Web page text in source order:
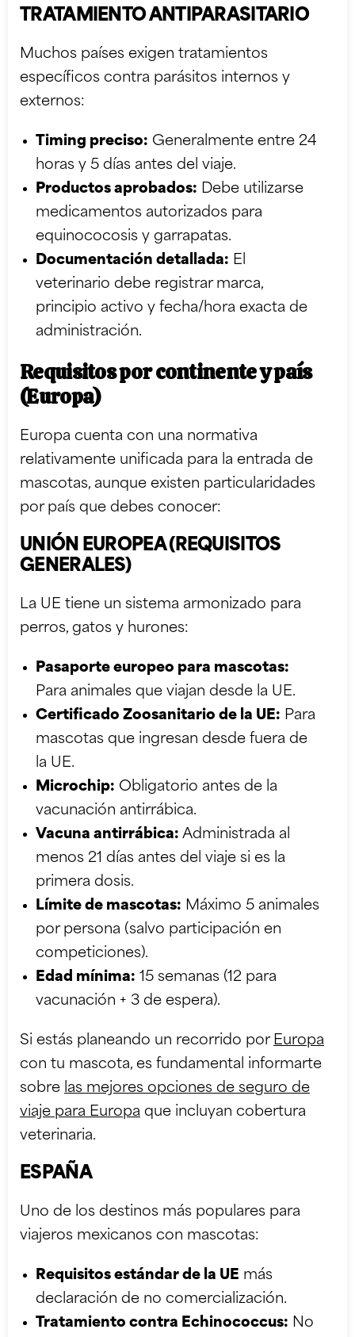
TRATAMIENTO ANTIPARASITARIO
Muchos países exigen tratamientos
específicos contra parásitos internos y
externos:
Timing preciso: Generalmente entre 24
horas y 5 días antes del viaje.
Productos aprobados: Debe utilizarse
medicamentos autorizados para
equinococosis y garrapatas.
Documentación detallada: El
veterinario debe registrar marca,
principio activo y fecha/hora exacta de
administración.
Requisitos por continente y país
(Europa)
Europa cuenta con una normativa
relativamente unificada para la entrada de
mascotas, aunque existen particularidades
por país que debes conocer:
UNIÓN EUROPEA (REQUISITOS
GENERALES)
La UE tiene un sistema armonizado para
perros, gatos y hurones:
Pasaporte europeo para mascotas:
Para animales que viajan desde la UE.
Certificado Zoosanitario de la UE: Para
mascotas que ingresan desde fuera de
la UE.
Microchip: Obligatorio antes de la
vacunación antirrábica.
Vacuna antirrábica: Administrada al
menos 21 días antes del viaje si es la
primera dosis.
Límite de mascotas: Máximo 5 animales
por persona (salvo participación en
competiciones).
Edad mínima: 15 semanas (12 para
vacunación + 3 de espera).
Si estás planeando un recorrido por Europa
con tu mascota, es fundamental informarte
sobre las mejores opciones de seguro de
viaje para Europa que incluyan cobertura
veterinaria.
ESPAÑA
Uno de los destinos más populares para
viajeros mexicanos con mascotas:
Requisitos estándar de la UE más
declaración de no comercialización.
Tratamiento contra Echinococcus: No